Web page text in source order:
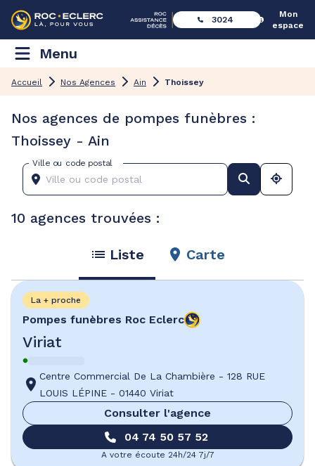
3024
Mon
espace
Menu
Accueil Nos Agences Ain Thoissey
Nos agences de pompes funèbres :
Thoissey - Ain
Ville ou code postal
10 agences trouvées :
Liste Carte
Pompes funèbres Roc Eclerc
Viriat
La + proche
Centre Commercial De La Chambière - 128 RUE
LOUIS LÉPINE - 01440 Viriat
Consulter l'agence
04 74 50 57 52
A votre écoute 24h/24 7j/7